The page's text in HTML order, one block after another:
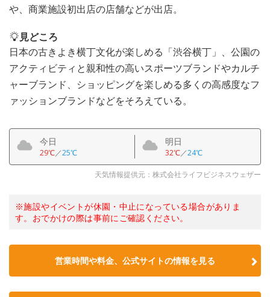
や、商業施設初出店の店舗などが出店。
見どころ
日本の古きよき横丁文化が楽しめる「渋谷横丁」、公園の
アクティビティと親和性の高いスポーツブランドやカルチ
ャーブランド、ショッピングを楽しめる多くの高感度なフ
ァッションブランドなどをそろえている。
今日
29℃／25℃
明日
32℃／24℃
天気情報提供元：株式会社ライフビジネスウェザー
※施設やイベントが休園・中止になっている場合がありま
す。おでかけの際は事前にご確認ください。
営業時間や料金、公式サイトの情報を見る